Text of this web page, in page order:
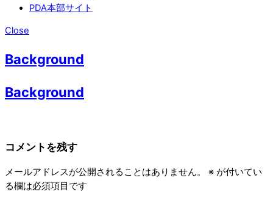
PDA本部サイト
Close
Background
Background
コメントを残す
メールアドレスが公開されることはありません。 ※ が付いてい
る欄は必須項目です